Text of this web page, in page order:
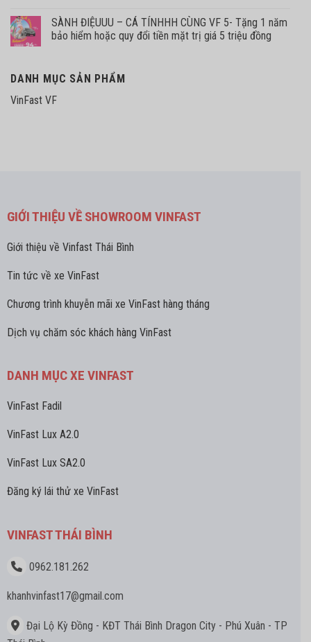
SÀNH ĐIỆUUU – CÁ TÍNHHH CÙNG VF 5- Tặng 1 năm
bảo hiểm hoặc quy đổi tiền mặt trị giá 5 triệu đồng
DANH MỤC SẢN PHẨM
VinFast VF
GIỚI THIỆU VỀ SHOWROOM VINFAST
Giới thiệu về Vinfast Thái Bình
Tin tức về xe VinFast
Chương trình khuyễn mãi xe VinFast hàng tháng
Dịch vụ chăm sóc khách hàng VinFast
DANH MỤC XE VINFAST
VinFast Fadil
VinFast Lux A2.0
VinFast Lux SA2.0
Đăng ký lái thử xe VinFast
VINFAST THÁI BÌNH
0962.181.262
khanhvinfast17@gmail.com
Đại Lộ Kỳ Đồng - KĐT Thái Bình Dragon City - Phú Xuân - TP